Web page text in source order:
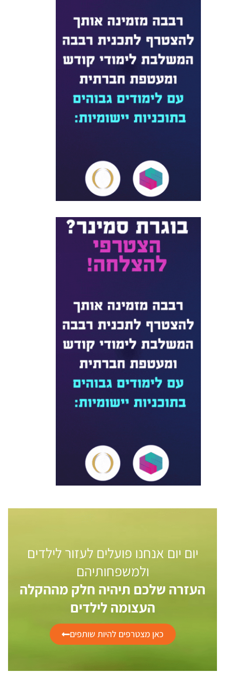
יום יום אנחנו פועלים לעזור לילדים
ולמשפחותיהם
העזרה שלכם תיהיה חלק מההקלה
העצומה לילדים
כאן מצטרפים להיות שותפים